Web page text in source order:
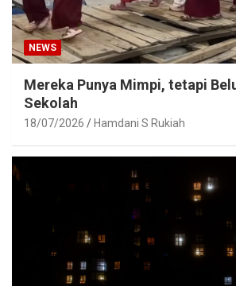
NEWS
Mereka Punya Mimpi, tetapi
Sekolah
18/07/2026 Hamdani S Rukiah